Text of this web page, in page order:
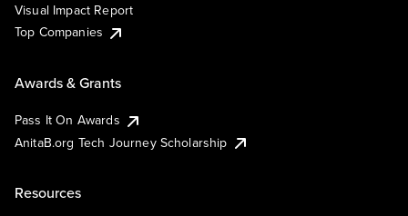
Visual Impact Report
Top Companies
Awards & Grants
Pass It On Awards
AnitaB.org Tech Journey Scholarship
Resources